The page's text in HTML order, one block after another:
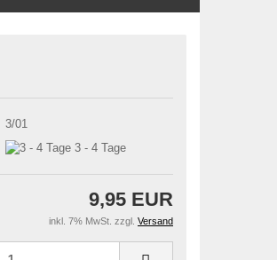
3/01
3 - 4 Tage
9,95 EUR
inkl. 7% MwSt. zzgl. Versand